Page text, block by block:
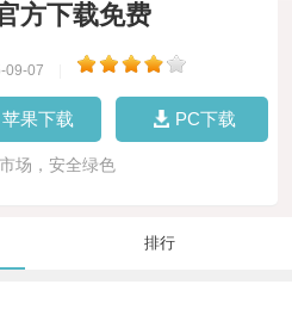
方下载免费
09-07
苹果下载 PC下载
场，安全绿色
排行